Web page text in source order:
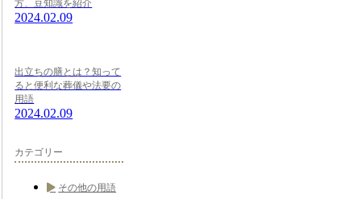
方、豆知識を紹介
2024.02.09
出立ちの膳とは？知って
ると便利な葬儀や法要の
用語
2024.02.09
カテゴリー
その他の用語